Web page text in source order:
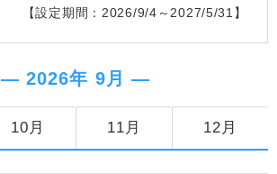
【設定期間：2026/9/4～2027/5/31】
― 2026年 9月 ―
10月 11月 12月